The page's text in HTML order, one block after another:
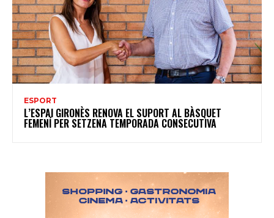
ESPORT
L’ESPAI GIRONÈS RENOVA EL SUPORT AL BÀSQUET
FEMENÍ PER SETZENA TEMPORADA CONSECUTIVA